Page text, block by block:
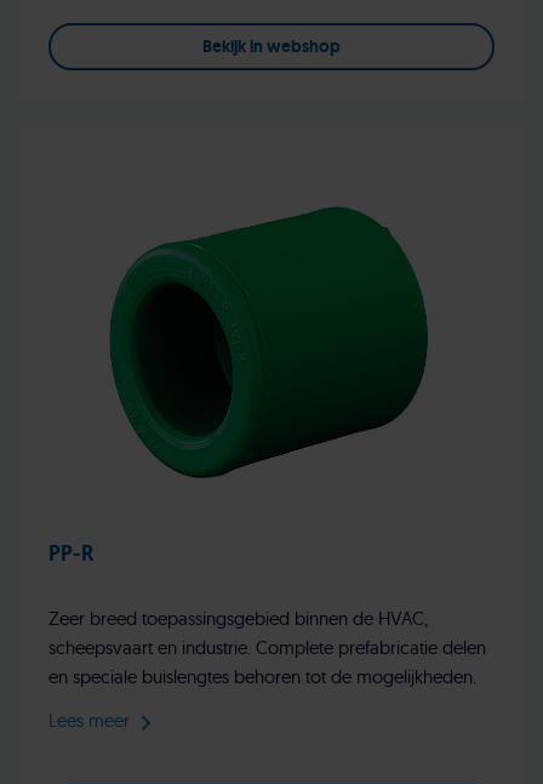
Bekijk in webshop
PP-R
Zeer breed toepassingsgebied binnen de HVAC,
scheepsvaart en industrie. Complete prefabricatie delen
en speciale buislengtes behoren tot de mogelijkheden.
Lees meer